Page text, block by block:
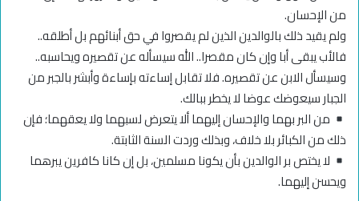
من الإحسان.
ولم يقيد ذلك بالوالدين الذين لم يقصروا في حق أبنائهم بل أطلقه..
فالأب يبقى أبا وإن كان مقصرا.. الله سيسأله عن تقصيره ويحاسبه..
وسيسأل الابن عن تقصيره. فلا تقابل إساءته بإساءة وأبشر بالجبر من
الجبار سيعوضك عوضا لا يخطر ببالك.
من البر بهما والإحسان إليهما ألا يتعرض لسبهما ولا يعقهما؛ فإن
ذلك من الكبائر بلا خلاف، وبذلك وردت السنة الثابتة.
لا يختص بر الوالدين بأن يكونا مسلمين، بل إن كانا كافرين يبرهما
ويحسن إليهما.